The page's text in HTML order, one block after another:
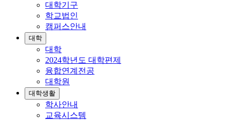
대학기구
학교법인
캠퍼스안내
대학
대학
2024학년도 대학편제
융합연계전공
대학원
대학생활
학사안내
교육시스템